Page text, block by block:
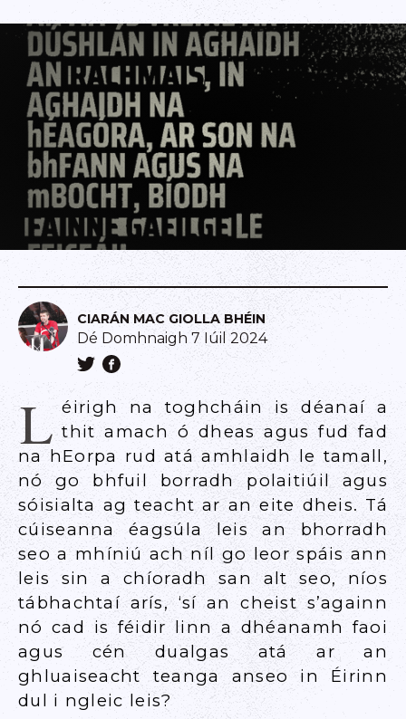
CIARÁN MAC GIOLLA BHÉIN
Dé Domhnaigh 7 Iúil 2024
L éirigh na toghcháin is déanaí a
thit amach ó dheas agus fud fad
na hEorpa rud atá amhlaidh le tamall,
nó go bhfuil borradh polaitiúil agus
sóisialta ag teacht ar an eite dheis. Tá
cúiseanna éagsúla leis an bhorradh
seo a mhíniú ach níl go leor spáis ann
leis sin a chíoradh san alt seo, níos
tábhachtaí arís, ‘sí an cheist s’againn
nó cad is féidir linn a dhéanamh faoi
agus cén dualgas atá ar an
ghluaiseacht teanga anseo in Éirinn
dul i ngleic leis?